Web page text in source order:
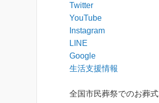
Twitter
YouTube
Instagram
LINE
Google
生活支援情報
全国市民葬祭でのお葬式